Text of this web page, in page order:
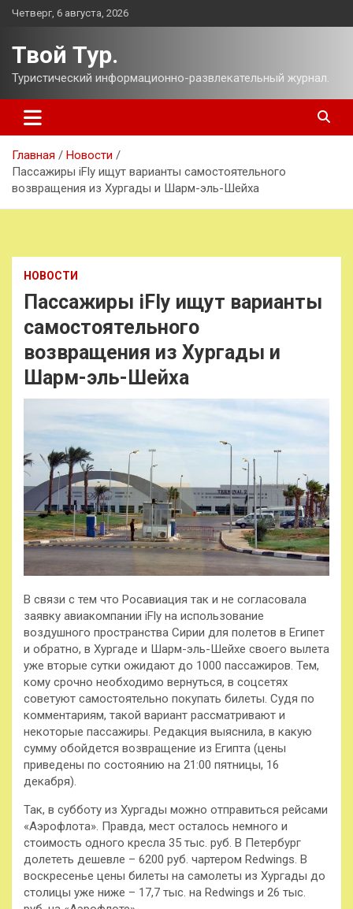
Перейти
Четверг, 6 августа, 2026
Твой Тур.
Туристический информационно-развлекательный журнал.
Главная
Новости
Пассажиры iFly ищут варианты самостоятельного
возвращения из Хургады и Шарм-эль-Шейха
НОВОСТИ
Пассажиры iFly ищут варианты
самостоятельного
возвращения из Хургады и
Шарм-эль-Шейха
В связи с тем что Росавиация так и не согласовала
заявку авиакомпании iFly на использование
воздушного пространства Сирии для полетов в Египет
и обратно, в Хургаде и Шарм-эль-Шейхе своего вылета
уже вторые сутки ожидают до 1000 пассажиров. Тем,
кому срочно необходимо вернуться, в соцсетях
советуют самостоятельно покупать билеты. Судя по
комментариям, такой вариант рассматривают и
некоторые пассажиры. Редакция выяснила, в какую
сумму обойдется возвращение из Египта (цены
приведены по состоянию на 21:00 пятницы, 16
декабря).
Так, в субботу из Хургады можно отправиться рейсами
«Аэрофлота». Правда, мест осталось немного и
стоимость одного кресла 35 тыс. руб. В Петербург
долететь дешевле – 6200 руб. чартером Redwings. В
воскресенье цены билеты на самолеты из Хургады до
столицы уже ниже – 17,7 тыс. на Redwings и 26 тыс.